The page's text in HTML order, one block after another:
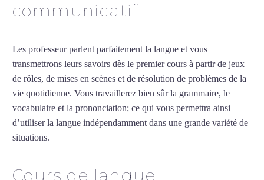
communicatif
Les professeur parlent parfaitement la langue et vous
transmettrons leurs savoirs dès le premier cours à partir de jeux
de rôles, de mises en scènes et de résolution de problèmes de la
vie quotidienne. Vous travaillerez bien sûr la grammaire, le
vocabulaire et la prononciation; ce qui vous permettra ainsi
d’utiliser la langue indépendamment dans une grande variété de
situations.
Cours de langue